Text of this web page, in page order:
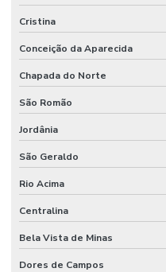
Cristina
Conceição da Aparecida
Chapada do Norte
São Romão
Jordânia
São Geraldo
Rio Acima
Centralina
Bela Vista de Minas
Dores de Campos